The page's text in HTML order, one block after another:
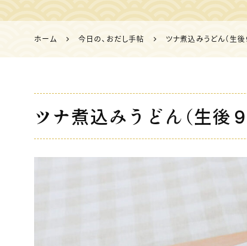
ホーム 今日の、おだし手帖 ツナ煮込みうどん（生後
ツナ煮込みうどん（生後